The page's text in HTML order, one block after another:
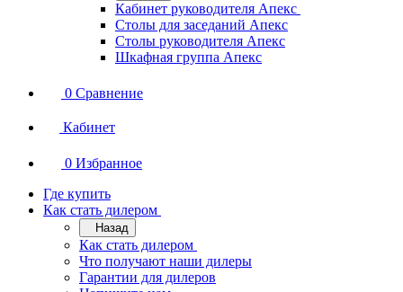
Кабинет руководителя Апекс
Столы для заседаний Апекс
Столы руководителя Апекс
Шкафная группа Апекс
0 Сравнение
Кабинет
0 Избранное
Где купить
Как стать дилером
Назад
Как стать дилером
Что получают наши дилеры
Гарантии для дилеров